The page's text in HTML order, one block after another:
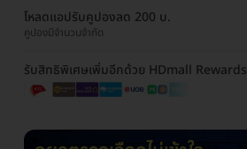
โหลดแอปรับคูปองลด 200 บ.
คูปองมีจำนวนจำกัด
รับสิทธิพิเศษเพิ่มอีกด้วย HDmall Rewards